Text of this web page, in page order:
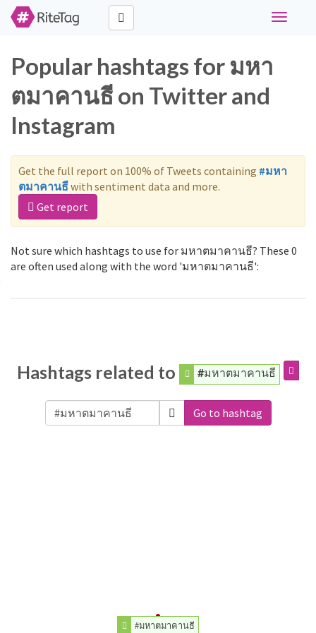
Toggle
Popular hashtags for มหา
ตมาคานธี on Twitter and
Instagram
Get the full report on 100% of Tweets containing #มหา
ตมาคานธีwith sentiment data and more.
Get report
Not sure which hashtags to use for มหาตมาคานธี? These 0
are often used along with the word 'มหาตมาคานธี':
Hashtags related to #มหาตมาคานธี
Go to hashtag
#มหาตมาคานธี